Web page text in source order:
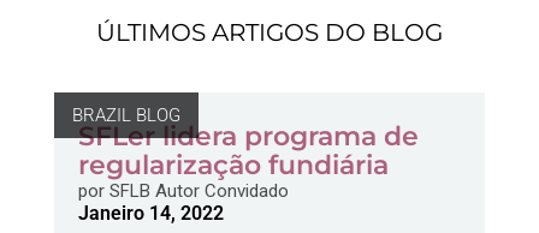
ÚLTIMOS ARTIGOS DO BLOG
BRAZIL BLOG
SFLer lidera programa de
regularização fundiária
porSFLB Autor Convidado
Janeiro 14, 2022